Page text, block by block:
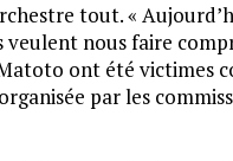
tout. «
veulent nous faire
ont été victimes
par les